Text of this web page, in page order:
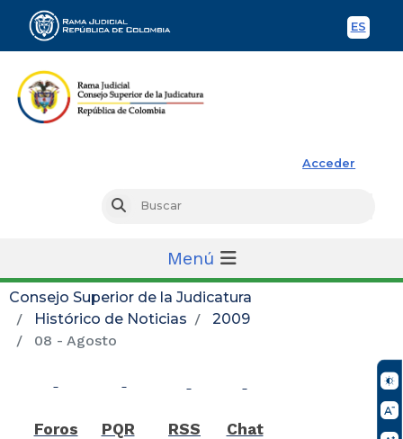
ES
Acceder
Buscar
Menú
Consejo Superior de la Judicatura
Histórico de Noticias
2009
08 - Agosto
Foros PQR RSS Chat